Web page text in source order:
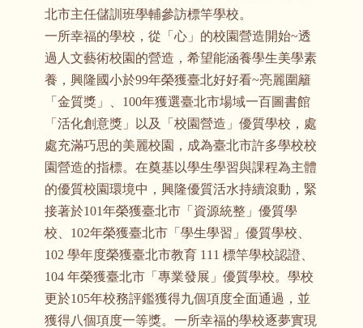
北市主任儲訓班學輔參訪標竿學校。
一所幸福的學校，從「心」的校園營造開始~透
過人文藝術校園的營造，希望能涵養學生美學素
養，興隆國小於99年榮獲臺北好好看~亮麗圍籬
「金質獎」、100年獲選臺北市場域一百圖書館
「活化創意獎」以及「校園營造」優質學校，處
處充滿巧思的美麗校園，成為臺北市許多學校校
園營造的指標。在奠基以學生學習與課程為主體
的優質校園環境中，興隆優質活水持續滾動，緊
接著於101年榮獲臺北市「資源統整」優質學
校、102年榮獲臺北市「學生學習」優質學校、
102 學年度榮獲臺北市教育 111 標竿學校認證、
104 年榮獲臺北市「專業發展」優質學校。學校
更於105年校務評鑑獲得九個項度全面通過，並
獲得八個項度一等獎。一所幸福的學校逐夢實現